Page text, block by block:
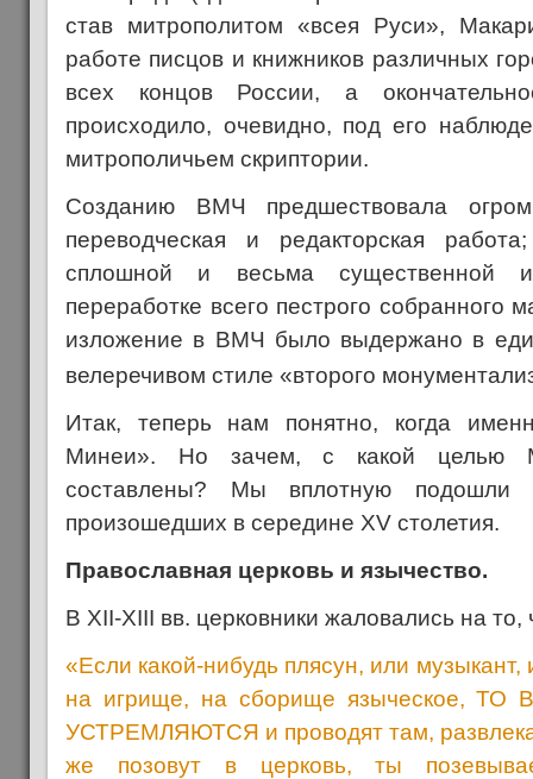
став митрополитом «всея Руси»,
работе писцов и книжников различных
всех концов России, а
происходило, очевидно, под его
митрополичьем скриптории.
Созданию ВМЧ предшествовала
переводческая и редакторская
сплошной и весьма существенной
переработке всего пестрого собранного
изложение в ВМЧ было выдержано в
велеречивом стиле «второго
Итак, теперь нам понятно, когда
Минеи». Но зачем, с какой целью
составлены? Мы вплотную подошли
произошедших в середине XV столетия.
Православная церковь и язычество.
В XII-XIII вв. церковники жаловались на
«Если какой-нибудь плясун, или музыкант,
на игрище, на сборище языческое,
УСТРЕМЛЯЮТСЯ и проводят там,
же позовут в церковь, ты